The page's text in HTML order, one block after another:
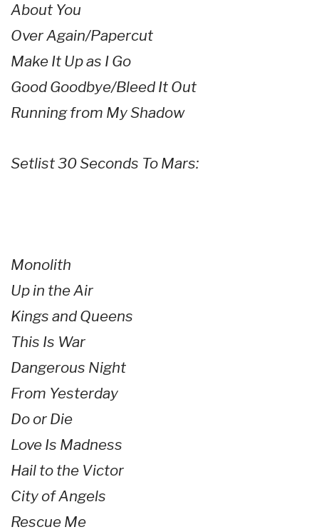
About You
Over Again/Papercut
Make It Up as I Go
Good Goodbye/Bleed It Out
Running from My Shadow
Setlist 30 Seconds To Mars:
Monolith
Up in the Air
Kings and Queens
This Is War
Dangerous Night
From Yesterday
Do or Die
Love Is Madness
Hail to the Victor
City of Angels
Rescue Me